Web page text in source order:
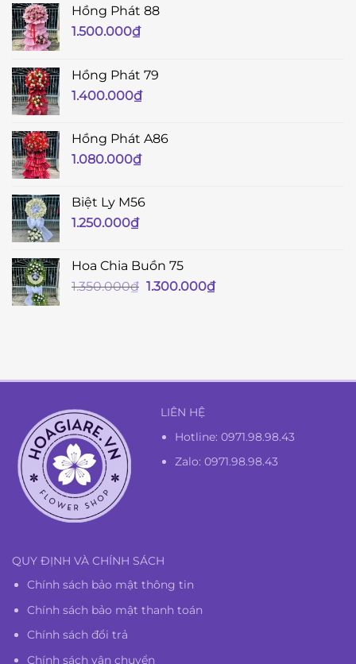
Hồng Phát 88
1.500.000₫
Hồng Phát 79
1.400.000₫
Hồng Phát A86
1.080.000₫
Biệt Ly M56
1.250.000₫
Hoa Chia Buồn 75
1.350.000₫ Giá
1.300.000₫Giá
LIÊN HỆ
Hotline:0971.98.98.43
Zalo: 0971.98.98.43
QUY ĐỊNH VÀ CHÍNH SÁCH
Chính sách bảo mật thông tin
Chính sách bảo mật thanh toán
Chính sách đổi trả
Chính sách vận chuyển